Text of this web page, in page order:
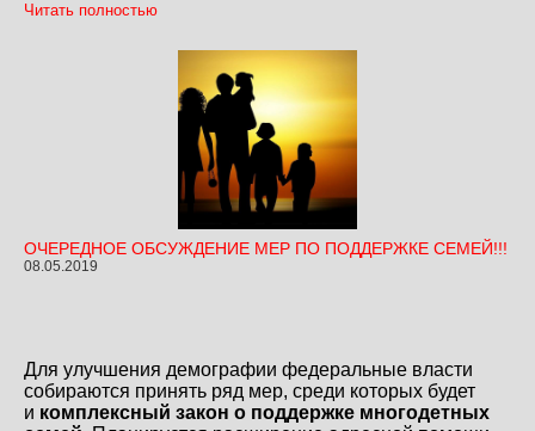
Читать полностью
ОЧЕРЕДНОЕ ОБСУЖДЕНИЕ МЕР ПО ПОДДЕРЖКЕ СЕМЕЙ!!!
08.05.2019
Для улучшения демографии федеральные власти
собираются принять ряд мер, среди которых будет
и комплексный закон о поддержке многодетных